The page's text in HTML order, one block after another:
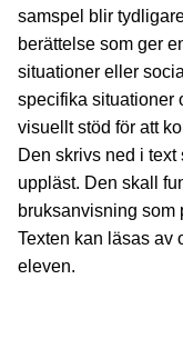
samspel blir
berättelse som ger
situationer eller
specifika situationer
visuellt stöd för att
Den skrivs ned i
uppläst. Den skall
bruksanvisning som
Texten kan läsas av
eleven.